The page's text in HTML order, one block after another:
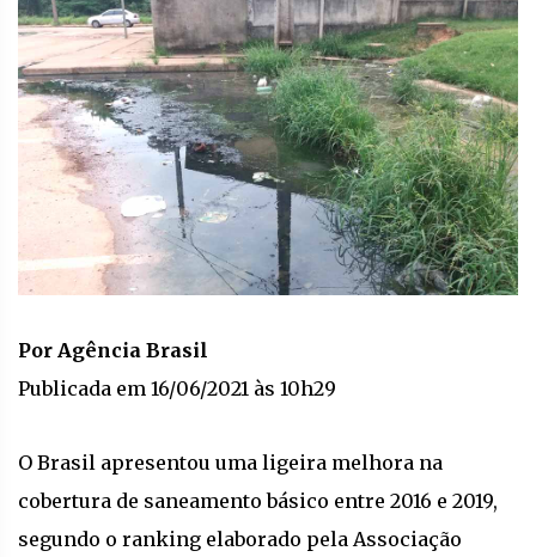
Por Agência Brasil
Publicada em 16/06/2021 às 10h29
O Brasil apresentou uma ligeira melhora na
cobertura de saneamento básico entre 2016 e 2019,
segundo o ranking elaborado pela Associação